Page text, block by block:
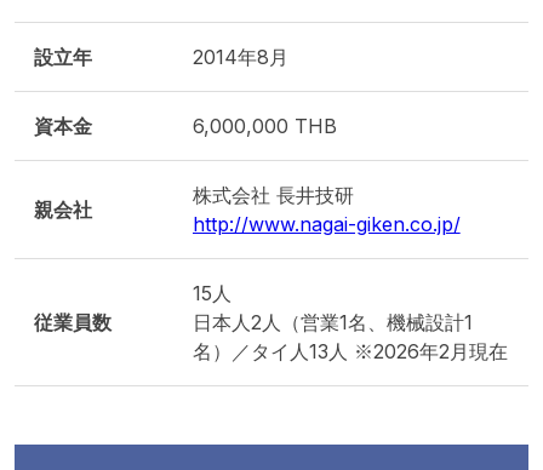
設立年 2014年8月
資本金 6,000,000 THB
親会社
株式会社 長井技研
http://www.nagai-giken.co.jp/
従業員数
15人
日本人2人（営業1名、機械設計1
名）／タイ人13人 ※2026年2月現在